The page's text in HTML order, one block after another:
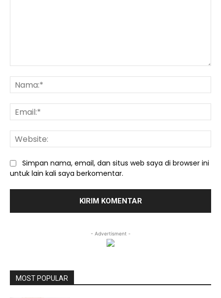
Simpan nama, email, dan situs web saya di browser ini
untuk lain kali saya berkomentar.
- Advertisment -
MOST POPULAR